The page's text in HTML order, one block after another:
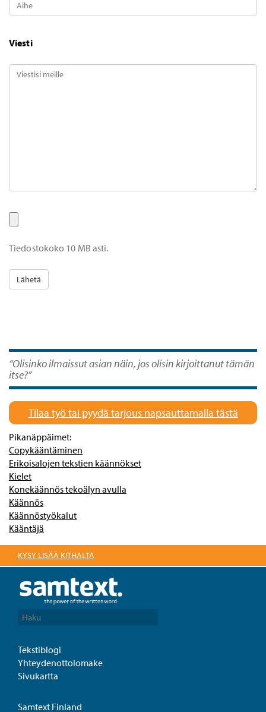
Viesti
Tiedostokoko 10 MB asti.
“Olisinko ilmaissut asian näin, jos olisin kirjoittanut tämän
itse?”
Tilaa työ tai pyydä tarjous napsauttamalla tästä
Pikanäppäimet:
Copykääntäminen
Erikoisalojen tekstien käännökset
Kielet
Konekäännös tekoälyn avulla
Käännös
Käännöstyökalut
Kääntäjä
KYSY LISÄÄ KITHALTA
Tekstiblogi
Yhteydenottolomake
Sivukartta
Samtext Finland